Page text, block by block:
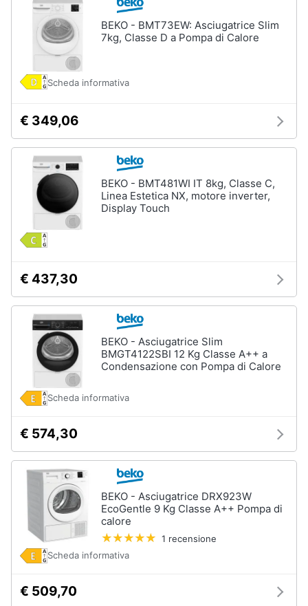
Audio
musica
Clima
Arredo
Brico
Giardinaggio
Salute
e
Beauty
Giocattoli
Prima
infanzia
Casalinghi
Abbigliamento
Sport
Animali
Asciugatrice
Lavatrice
Lavatrice
frontale
Vedi
tutti
Lavastoviglie
Lavastoviglie
Incasso
Lavastoviglie
Whirlpool
Lavastoviglie
libera
installazione
Forni,
Piani
cottura
microonde
Forno
Elettrico
cucina
BEKO - BMT73EW: Asciugatrice Slim
7kg, Classe D a Pompa di Calore
Scheda informativa
€ 349,06
BEKO - BMT481WI IT 8kg, Classe C,
Linea Estetica NX, motore inverter,
Display Touch
€ 437,30
BEKO - Asciugatrice Slim
BMGT4122SBI 12 Kg Classe A++ a
Condensazione con Pompa di Calore
Scheda informativa
€ 574,30
BEKO - Asciugatrice DRX923W
EcoGentle 9 Kg Classe A++ Pompa di
calore
1 recensione
Scheda informativa
€ 509,70